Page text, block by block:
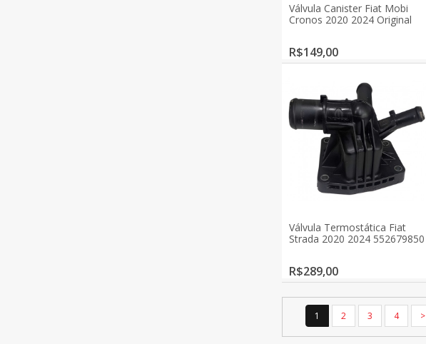
Válvula Canister Fiat Mobi
Cronos 2020 2024 Original
R$149,00
Válvula Termostática Fiat
Strada 2020 2024 552679850
R$289,00
1 2 3 4 >